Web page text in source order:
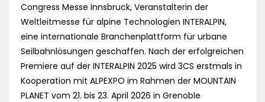
Congress Messe Innsbruck, Veranstalterin der
Weltleitmesse für alpine Technologien INTERALPIN,
eine internationale Branchenplattform für urbane
Seilbahnlösungen geschaffen. Nach der erfolgreichen
Premiere auf der INTERALPIN 2025 wird 3CS erstmals in
Kooperation mit ALPEXPO im Rahmen der MOUNTAIN
PLANET vom 21. bis 23. April 2026 in Grenoble